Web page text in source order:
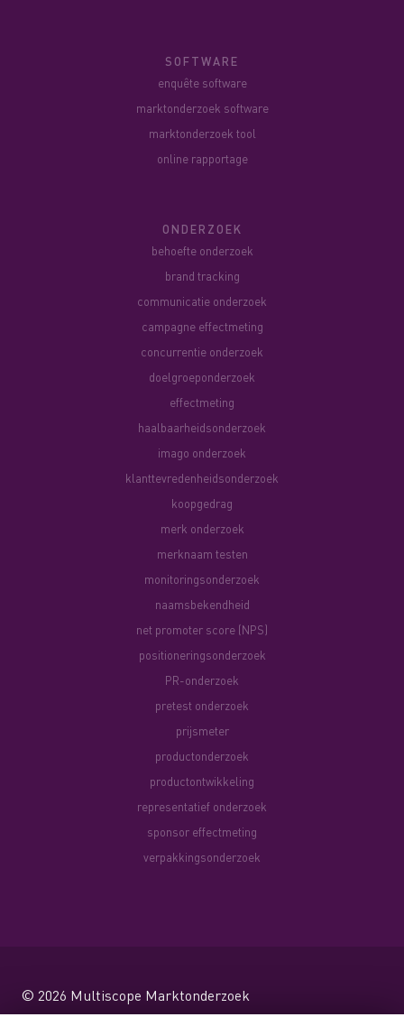
SOFTWARE
enquête software
marktonderzoek software
marktonderzoek tool
online rapportage
ONDERZOEK
behoefte onderzoek
brand tracking
communicatie onderzoek
campagne effectmeting
concurrentie onderzoek
doelgroeponderzoek
effectmeting
haalbaarheidsonderzoek
imago onderzoek
klanttevredenheidsonderzoek
koopgedrag
merk onderzoek
merknaam testen
monitoringsonderzoek
naamsbekendheid
net promoter score (NPS)
positioneringsonderzoek
PR-onderzoek
pretest onderzoek
prijsmeter
productonderzoek
productontwikkeling
representatief onderzoek
sponsor effectmeting
verpakkingsonderzoek
© 2026 Multiscope Marktonderzoek